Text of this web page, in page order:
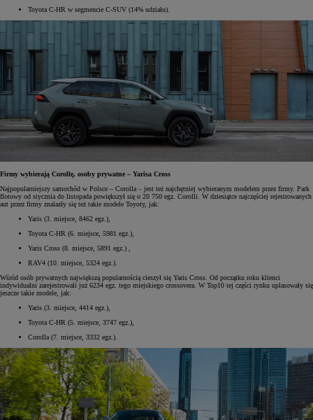
Toyota C-HR w segmencie C-SUV (14% udziału).
Firmy wybierają Corollę, osoby prywatne – Yarisa Cross
Najpopularniejszy samochód w Polsce – Corolla – jest też najchętniej wybieranym modelem przez firmy. Park
flotowy od stycznia do listopada powiększył się o 20 750 egz. Corolli. W dziesiątce najczęściej rejestrowanych
aut przez firmy znalazły się też takie modele Toyoty, jak:
Yaris (3. miejsce, 8462 egz.),
Toyota C-HR (6. miejsce, 5981 egz.),
Yaris Cross (8. miejsce, 5891 egz.) ,
RAV4 (10. miejsce, 5324 egz.).
Wśród osób prywatnych największą popularnością cieszył się Yaris Cross. Od początku roku klienci
indywidualni zarejestrowali już 6234 egz. tego miejskiego crossovera. W Top10 tej części rynku uplasowały się
jeszcze takie modele, jak:
Yaris (3. miejsce, 4414 egz.),
Toyota C-HR (5. miejsce, 3747 egz.),
Corolla (7. miejsce, 3332 egz.).